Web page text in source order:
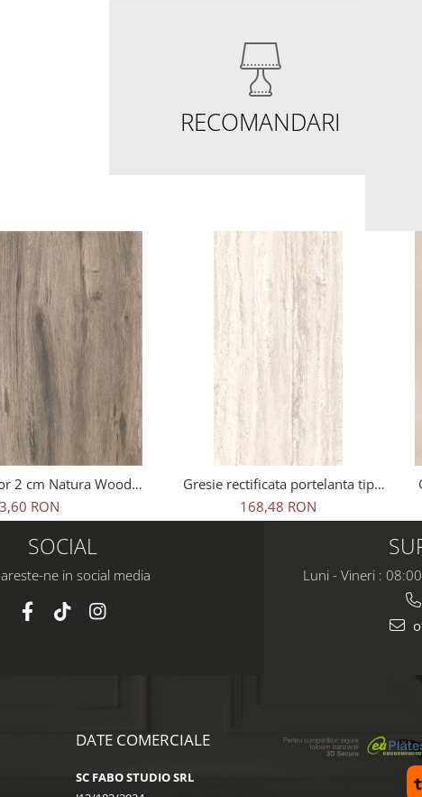
RECOMANDARI
2 cm Natura Wood
maro, 0.73mp/cut
RON
Gresie rectificata portelanta tip
travertin, Travertin Bone Sugar
25621011, 60x120 cm, bej, finisaj
168,48 RON
SOCIAL
ne in social media
Luni - Vineri :
DATE COMERCIALE
SC FABO STUDIO SRL